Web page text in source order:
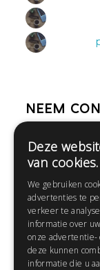
Neem
Deze
van cookies.
We gebruiken
advertenties te
verkeer te
informatie over
onze advertentie-
deze kunnen
informatie die u